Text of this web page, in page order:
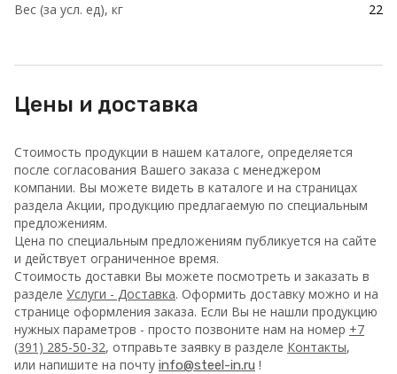
Вес (за усл. ед), кг
22
Цены и доставка
Стоимость продукции в нашем каталоге, определяется
после согласования Вашего заказа с менеджером
компании. Вы можете видеть в каталоге и на страницах
раздела Акции, продукцию предлагаемую по специальным
предложениям.
Цена по специальным предложениям публикуется на сайте
и действует ограниченное время.
Стоимость доставки Вы можете посмотреть и заказать в
разделе Услуги - Доставка. Оформить доставку можно и на
странице оформления заказа. Если Вы не нашли продукцию
нужных параметров - просто позвоните нам на номер +7
(391) 285-50-32, отправьте заявку в разделе Контакты,
или напишите на почту info@steel-in.ru !